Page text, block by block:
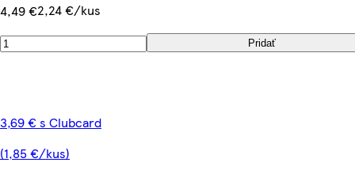
4,49 €2,24 €/kus
Pridať
3,69 € s Clubcard
(1,85 €/kus)